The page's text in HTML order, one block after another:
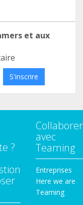
et aux
S'inscrire
?
Collaborer
avec
Teaming
Entreprises
Here we are
Teaming